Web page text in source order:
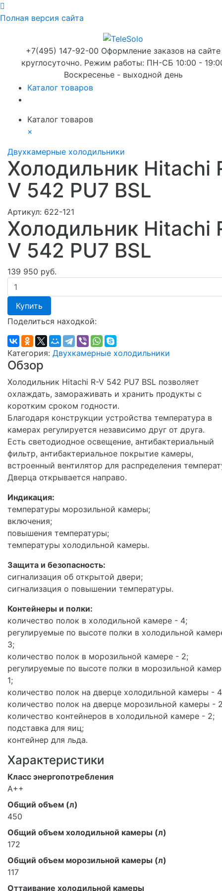
Полная версия сайта
+7(495) 147-92-00 Оформление заказов на сайте
круглосуточно. Режим работы: ПН-СБ 10:00 -
Воскресенье - выходной день
Каталог товаров
Каталог товаров
×
Двухкамерные холодильники
Холодильник Hitachi
V 542 PU7 BSL
Артикул: 622-121
Холодильник Hitachi
V 542 PU7 BSL
139 950 руб.
Купить
Поделиться находкой:
Категория: Двухкамерные холодильники
Обзор
Холодильник Hitachi R-V 542 PU7 BSL позволяет
охлаждать, замораживать и хранить продукты с
коротким сроком годности.
Благодаря конструкции устройства температура в
камерах регулируется независимо друг от друга.
Есть светодиодное освещение, антибактериальный
фильтр, антибактериальное покрытие камеры,
встроенный вентилятор для распределения
Дверца открывается направо.
Индикация:
температуры морозильной камеры;
включения;
повышения температуры;
температуры холодильной камеры.
Защита и безопасность:
сигнализация об открытой двери;
сигнализация о повышении температуры.
Контейнеры и полки:
количество полок в холодильной камере - 4;
регулируемые по высоте полки в холодильной
3;
количество полок в морозильной камере - 2;
регулируемые по высоте полки в морозильной
1;
количество полок на дверце холодильной камеры -
количество полок на дверце морозильной камеры -
количество контейнеров в холодильной камере - 2;
подставка для яиц;
контейнер для льда.
Характеристики
Класс энергопотребления
A++
Общий объем (л)
450
Общий объем холодильной камеры (л)
172
Общий объем морозильной камеры (л)
117
Оттаивание холодильной камеры